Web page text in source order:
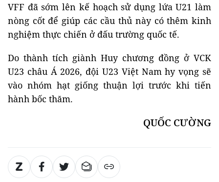
VFF đã sớm lên kế hoạch sử dụng lứa U21 làm
nòng cốt để giúp các cầu thủ này có thêm kinh
nghiệm thực chiến ở đấu trường quốc tế.
Do thành tích giành Huy chương đồng ở VCK
U23 châu Á 2026, đội U23 Việt Nam hy vọng sẽ
vào nhóm hạt giống thuận lợi trước khi tiến
hành bốc thăm.
QUỐC CƯỜNG